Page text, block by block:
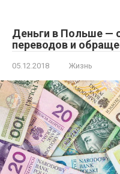
Деньги в Польше —
переводов и
05.12.2018 Жизнь